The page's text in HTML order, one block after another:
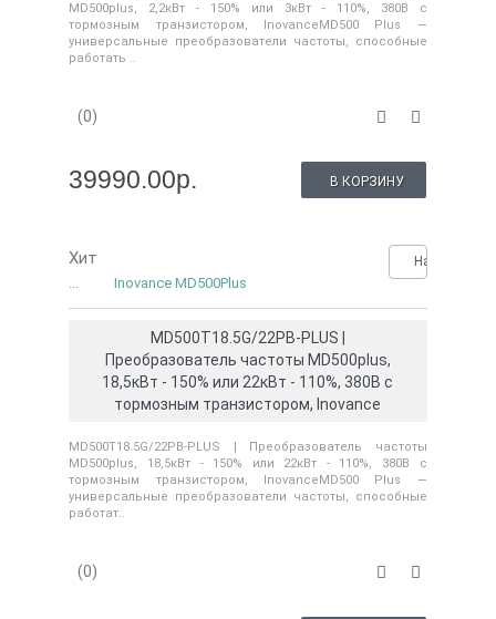
MD500plus, 2,2кВт - 150% или 3кВт - 110%, 380В с
тормозным транзистором, InovanceMD500 Plus —
универсальные преобразователи частоты, способные
работать ..
(0)
39990.00р. В КОРЗИНУ
Хит Нашли
... Inovance MD500Plus
MD500T18.5G/22PB-PLUS |
Преобразователь частоты MD500plus,
18,5кВт - 150% или 22кВт - 110%, 380В с
тормозным транзистором, Inovance
MD500T18.5G/22PB-PLUS | Преобразователь частоты
MD500plus, 18,5кВт - 150% или 22кВт - 110%, 380В с
тормозным транзистором, InovanceMD500 Plus —
универсальные преобразователи частоты, способные
работат..
(0)